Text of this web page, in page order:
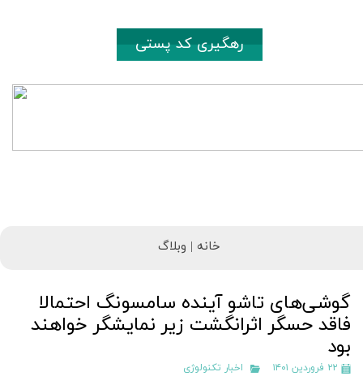
رهگیری کد پستی
خانه | وبلاگ
گوشی‌های تاشو آینده سامسونگ احتمالا
فاقد حسگر اثرانگشت زیر نمایشگر خواهند
بود
۲۲ فروردین ۱۴۰۱ اخبار تکنولوژی